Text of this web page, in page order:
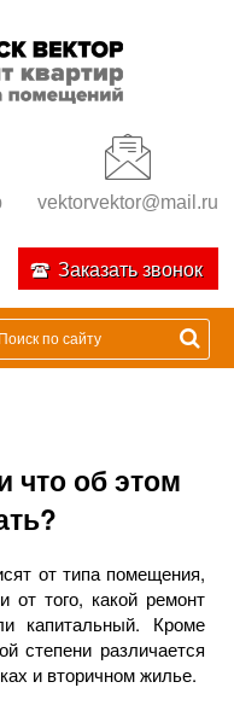
vektorvektor@mail.ru
Заказать звонок
что об этом
от типа помещения,
от того, какой ремонт
капитальный. Кроме
степени различается
и вторичном жилье.